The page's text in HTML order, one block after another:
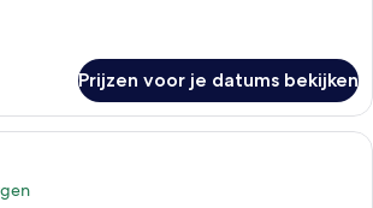
Prijzen voor je datums bekijken
Een hotelkamer met een groot bed,